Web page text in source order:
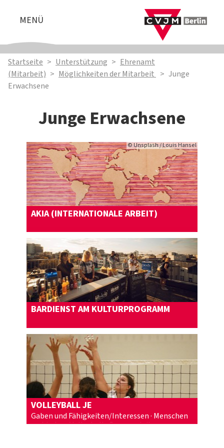
MENÜ
Startseite > Unterstützung > Ehrenamt
(Mitarbeit) > Möglichkeiten der Mitarbeit > Junge
Erwachsene
Junge Erwachsene
© Unsplash / Louis Hansel
AKIA (INTERNATIONALE ARBEIT)
Mehr erfahren
BARDIENST AM KULTURPROGRAMM
Mehr erfahren
VOLLEYBALL JE
Gaben und Fähigkeiten/Interessen · Menschen
verbinden · Volleyball · Gruppen leiten